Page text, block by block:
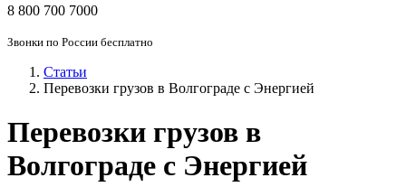
8 800 700 7000
Звонки по России бесплатно
Статьи
Перевозки грузов в Волгограде с Энергией
Перевозки грузов в
Волгограде с Энергией